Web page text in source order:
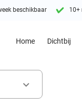
beschikbaar 10+
Home Dichtbij
keyboard_arrow_down